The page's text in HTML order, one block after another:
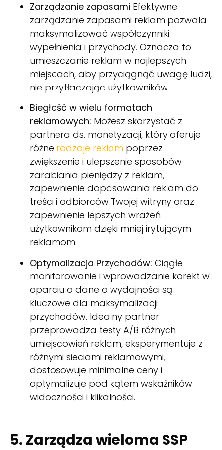
Zarządzanie zapasami Efektywne
zarządzanie zapasami reklam pozwala
maksymalizować współczynniki
wypełnienia i przychody. Oznacza to
umieszczanie reklam w najlepszych
miejscach, aby przyciągnąć uwagę ludzi,
nie przytłaczając użytkowników.
Biegłość w wielu formatach
reklamowych: Możesz skorzystać z
partnera ds. monetyzacji, który oferuje
różne rodzaje reklam poprzez
zwiększenie i ulepszenie sposobów
zarabiania pieniędzy z reklam,
zapewnienie dopasowania reklam do
treści i odbiorców Twojej witryny oraz
zapewnienie lepszych wrażeń
użytkownikom dzięki mniej irytującym
reklamom.
Optymalizacja Przychodów: Ciągłe
monitorowanie i wprowadzanie korekt w
oparciu o dane o wydajności są
kluczowe dla maksymalizacji
przychodów. Idealny partner
przeprowadza testy A/B różnych
umiejscowień reklam, eksperymentuje z
różnymi sieciami reklamowymi,
dostosowuje minimalne ceny i
optymalizuje pod kątem wskaźników
widoczności i klikalności.
5. Zarządza wieloma SSP